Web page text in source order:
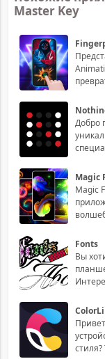
Master Key
Добро
Magic
Magic
Fonts
Вы
стиля?